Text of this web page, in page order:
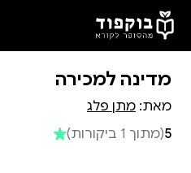
דלג לתוכן הראשי
מדינה למכירה
מאת: מתן פלג
5(מתוך 1 ביקורות)